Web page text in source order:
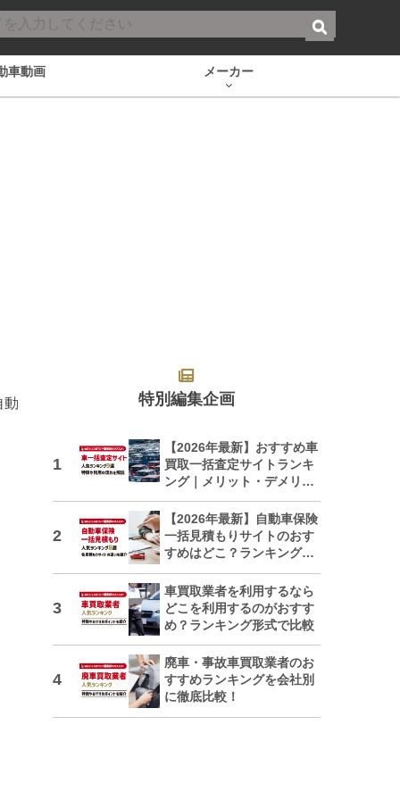
車動画 メーカー
動 特別編集企画
【2026年最新】おすすめ車
買取一括査定サイトランキ
ング｜メリット・デメリッ
トも解説
【2026年最新】自動車保険
一括見積もりサイトのおす
すめはどこ？ランキングで
車買取業者を利用するなら
どこを利用するのがおすす
め？ランキング形式で比較
廃車・事故車買取業者のお
すすめランキングを会社別
に徹底比較！